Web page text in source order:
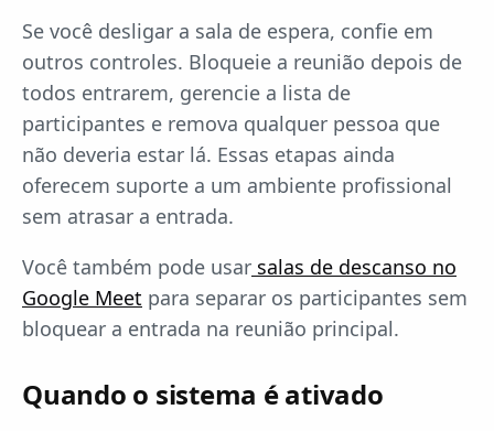
Se você desligar a sala de espera, confie em
outros controles. Bloqueie a reunião depois de
todos entrarem, gerencie a lista de
participantes e remova qualquer pessoa que
não deveria estar lá. Essas etapas ainda
oferecem suporte a um ambiente profissional
sem atrasar a entrada.
Você também pode usar salas de descanso no
Google Meet para separar os participantes sem
bloquear a entrada na reunião principal.
Quando o sistema é ativado